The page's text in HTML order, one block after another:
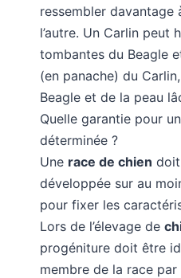
ressembler davantage
l’autre. Un Carlin peut
tombantes du Beagle
(en panache) du
Beagle et de la peau
Quelle garantie pour
déterminée ?
Une race de chien
développée sur au
pour fixer les
Lors de l’élevage de
progéniture doit être
membre de la race